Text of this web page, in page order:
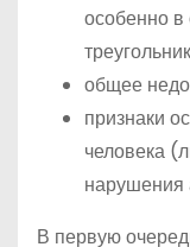
особенно в
общее
признаки
человека
нарушения
В первую